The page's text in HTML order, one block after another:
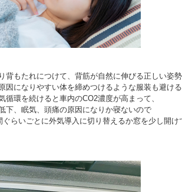
背もたれにつけて、背筋が自然に伸びる正しい姿
因になりやすい体を締めつけるような服装も避け
循環を続けると車内のCO2濃度が高まって、
下、眠気、頭痛の原因になりか寝ないので
ぐらいごとに外気導入に切り替えるか窓を少し開け